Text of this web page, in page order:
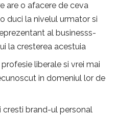
are o afacere de ceva
duci la nivelul urmator si
al businesss-
la cresterea acestuia​
liberale si vrei mai
in domeniul lor de
cresti brand-ul personal